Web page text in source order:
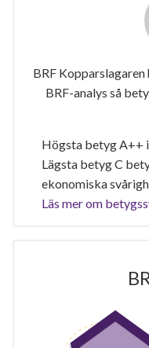
BRF
BRF-analys så
Högsta betyg A++
Lägsta betyg C
ekonomiska
Läs mer om